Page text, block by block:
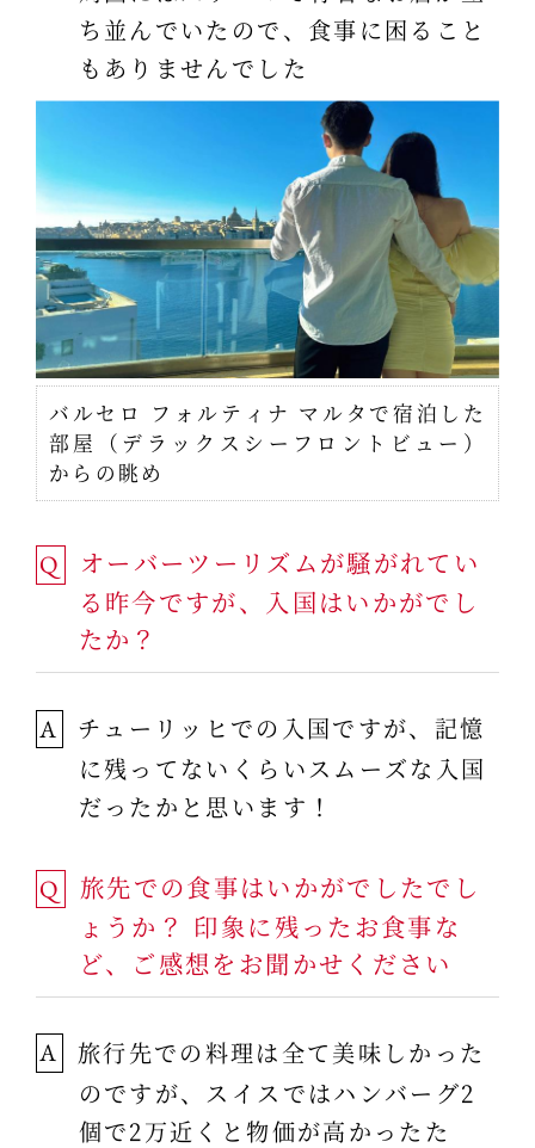
ち並んでいたので、食事に困ること
もありませんでした
バルセロ フォルティナ マルタで宿泊した
部屋（デラックスシーフロントビュー）
からの眺め
Q
オーバーツーリズムが騒がれてい
る昨今ですが、入国はいかがでし
たか？
A
チューリッヒでの入国ですが、記憶
に残ってないくらいスムーズな入国
だったかと思います！
Q
旅先での食事はいかがでしたでし
ょうか？ 印象に残ったお食事な
ど、ご感想をお聞かせください
A
旅行先での料理は全て美味しかった
のですが、スイスではハンバーグ2
個で2万近くと物価が高かったた